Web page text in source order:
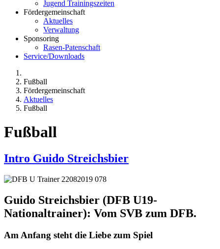
Jugend Trainingszeiten
Fördergemeinschaft
Aktuelles
Verwaltung
Sponsoring
Rasen-Patenschaft
Service/Downloads
Fußball
Fördergemeinschaft
Aktuelles
Fußball
Fußball
Intro Guido Streichsbier
Guido Streichsbier (DFB U19-
Nationaltrainer): Vom SVB zum DFB.
Am Anfang steht die Liebe zum Spiel